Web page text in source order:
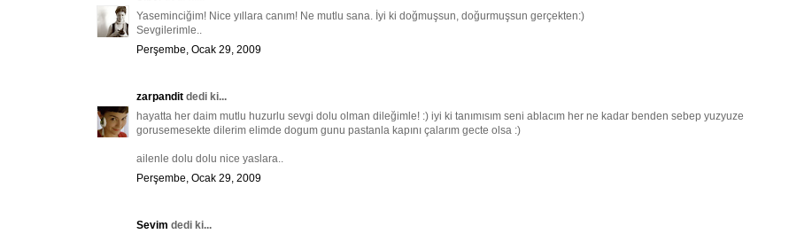
Yaseminciğim! Nice yıllara canım! Ne mutlu sana. İyi ki doğmuşsun, doğurmuşsun gerçekten:)
Sevgilerimle..
Perşembe, Ocak 29, 2009
zarpandit dedi ki...
hayatta her daim mutlu huzurlu sevgi dolu olman dileğimle! :) iyi ki tanımısım seni ablacım her ne kadar benden sebep yuzyuze
gorusemesekte dilerim elimde dogum gunu pastanla kapını çalarım gecte olsa :)
ailenle dolu dolu nice yaslara..
Perşembe, Ocak 29, 2009
Sevim dedi ki...